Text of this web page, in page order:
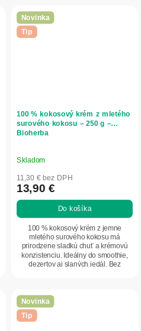
Novinka
Tip
100 % kokosový krém z mletého
surového kokosu – 250 g –
Bioherba
Skladom
11,30 € bez DPH
13,90 €
Do košíka
100 % kokosový krém z jemne
mletého surového kokosu má
prirodzene sladkú chuť a krémovú
konzistenciu. Ideálny do smoothie,
dezertov aj slaných jedál. Bez
Novinka
Tip